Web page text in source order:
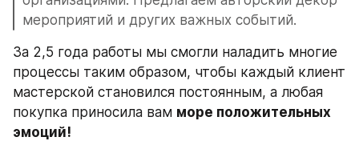
мероприятий и других важных событий.
За 2,5 года работы мы смогли наладить многие
процессы таким образом, чтобы каждый клиент
мастерской становился постоянным, а любая
покупка приносила вам море положительных
эмоций!